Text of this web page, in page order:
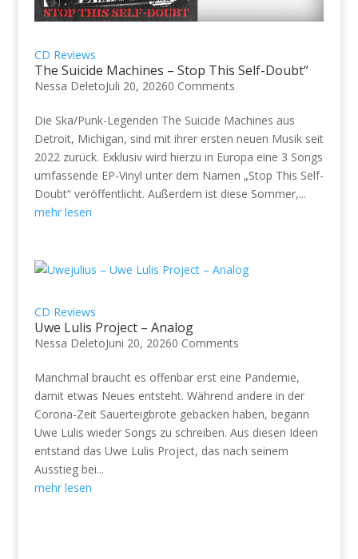
CD Reviews
The Suicide Machines – Stop This Self-Doubt“
Nessa DeletoJuli 20, 20260 Comments
Die Ska/Punk-Legenden The Suicide Machines aus
Detroit, Michigan, sind mit ihrer ersten neuen Musik seit
2022 zurück. Exklusiv wird hierzu in Europa eine 3 Songs
umfassende EP-Vinyl unter dem Namen „Stop This Self-
Doubt“ veröffentlicht. Außerdem ist diese Sommer,...
mehr lesen
CD Reviews
Uwe Lulis Project – Analog
Nessa DeletoJuni 20, 20260 Comments
Manchmal braucht es offenbar erst eine Pandemie,
damit etwas Neues entsteht. Während andere in der
Corona-Zeit Sauerteigbrote gebacken haben, begann
Uwe Lulis wieder Songs zu schreiben. Aus diesen Ideen
entstand das Uwe Lulis Project, das nach seinem
Ausstieg bei...
mehr lesen